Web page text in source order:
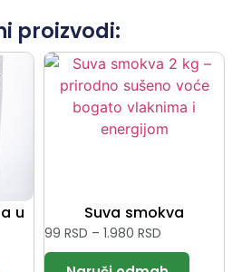
proizvodi:
u
Suva smokva
99 RSD – 1.980 RSD